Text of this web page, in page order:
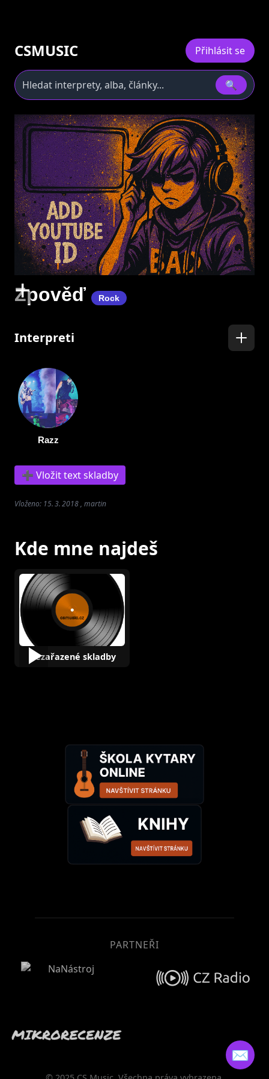
CSMUSIC Přihlásit se
🔍
+
Zpověď Rock
Interpreti
Razz
➕ Vložit text skladby
Vloženo: 15. 3. 2018 , martin
Kde mne najdeš
Nezařazené skladby
PARTNEŘI
✉️